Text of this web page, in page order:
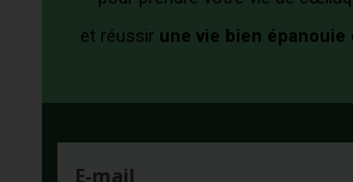
et réussir une vie bien épanouie